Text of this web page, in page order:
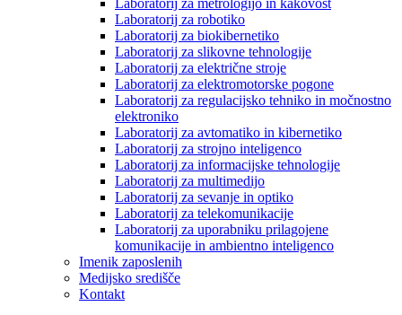
Laboratorij za metrologijo in kakovost
Laboratorij za robotiko
Laboratorij za biokibernetiko
Laboratorij za slikovne tehnologije
Laboratorij za električne stroje
Laboratorij za elektromotorske pogone
Laboratorij za regulacijsko tehniko in močnostno
elektroniko
Laboratorij za avtomatiko in kibernetiko
Laboratorij za strojno inteligenco
Laboratorij za informacijske tehnologije
Laboratorij za multimedijo
Laboratorij za sevanje in optiko
Laboratorij za telekomunikacije
Laboratorij za uporabniku prilagojene
komunikacije in ambientno inteligenco
Imenik zaposlenih
Medijsko središče
Kontakt